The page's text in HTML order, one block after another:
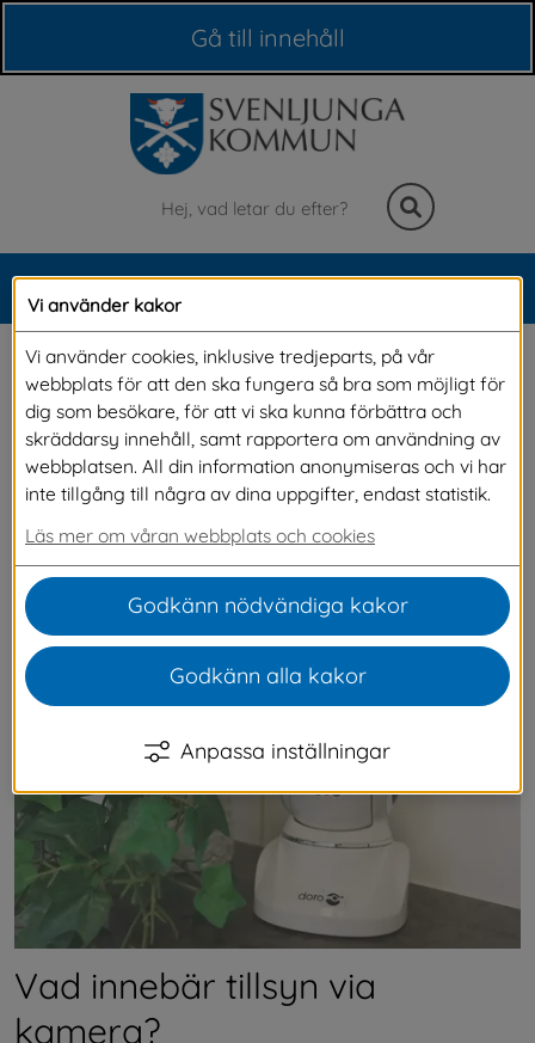
Gå till innehåll
Sök
Meny
Trygghetskamera E-
tillsyn
Tillsyn via kamera kan vara ett viktigt
hjälpmedel för att du ska känna dig trygg i din
nattsömn. På denna sida kan du läsa om hur
det går till och hur du ansöker om tillsyn via
kamera.
Vad innebär tillsyn via
kamera?
Vi använder kakor
Vi använder cookies, inklusive tredjeparts, på vår
webbplats för att den ska fungera så bra som möjligt för
dig som besökare, för att vi ska kunna förbättra och
skräddarsy innehåll, samt rapportera om användning av
webbplatsen. All din information anonymiseras och vi har
inte tillgång till några av dina uppgifter, endast statistik.
Läs mer om våran webbplats och cookies
Godkänn nödvändiga kakor
Godkänn alla kakor
Anpassa inställningar